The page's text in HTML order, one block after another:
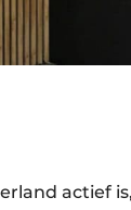
actief